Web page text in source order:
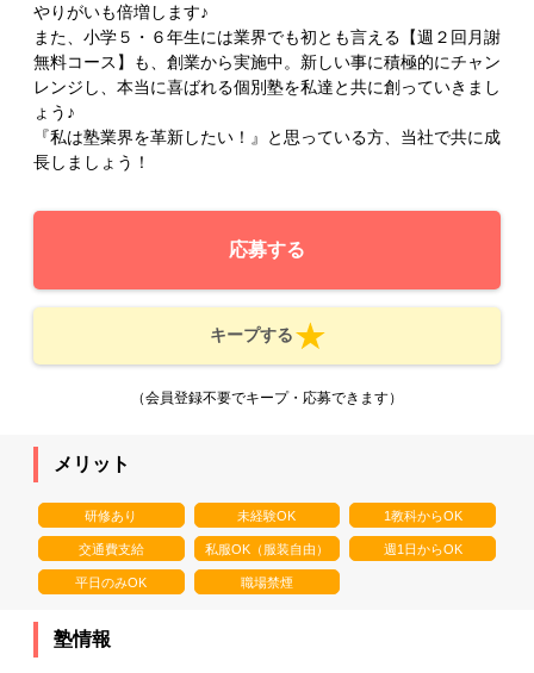
やりがいも倍増します♪
また、小学５・６年生には業界でも初とも言える【週２回月謝
無料コース】も、創業から実施中。新しい事に積極的にチャン
レンジし、本当に喜ばれる個別塾を私達と共に創っていきまし
ょう♪
『私は塾業界を革新したい！』と思っている方、当社で共に成
長しましょう！
応募する
キープする
（会員登録不要でキープ・応募できます）
メリット
研修あり 未経験OK 1教科からOK
交通費支給 私服OK（服装自由） 週1日からOK
平日のみOK 職場禁煙
塾情報